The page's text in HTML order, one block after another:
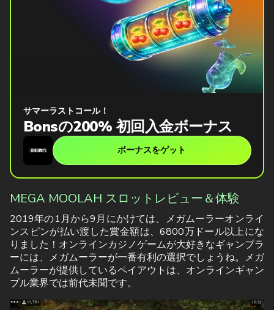
サマーラストコール！
Bonsの200% 初回入金ボーナス
ボーナスをゲット
MEGA MOOLAH スロットレビュー＆体験
2019年の1月から9月にかけては、メガムーラーオンライ
ンスピンが払い渡した賞金額は、6800万ドール以上にな
りました！オンラインカジノゲームが大好きなギャンブラ
ーには、メガムーラーが一番有利の選択でしょうね。メガ
ムーラーが提供しているペイアウトは、オンラインギャン
ブル業界では前代未聞です。